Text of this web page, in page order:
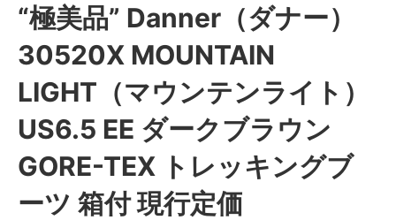
“極美品” Danner（ダナー）
30520X MOUNTAIN
LIGHT（マウンテンライト）
US6.5 EE ダークブラウン
GORE-TEX トレッキングブ
ーツ 箱付 現行定価